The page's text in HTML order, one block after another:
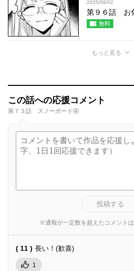
2025/09/02
第９６話 お
無料
もっと見る
この話への応援コメント
第７３話 スノーボード④
投稿する
※通報が一定数を超えたコメント
( 11 ) 長い！(歓喜)
1